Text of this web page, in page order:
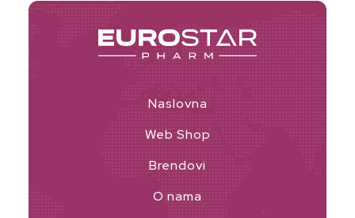
Naslovna
Web Shop
Brendovi
O nama